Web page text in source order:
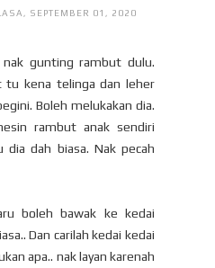
SEPTEMBER 01, 2020
nak gunting rambut dulu.
tu kena telinga dan leher
Boleh melukakan dia.
rambut anak sendiri
dah biasa. Nak pecah
boleh bawak ke kedai
Dan carilah kedai kedai
apa.. nak layan karenah